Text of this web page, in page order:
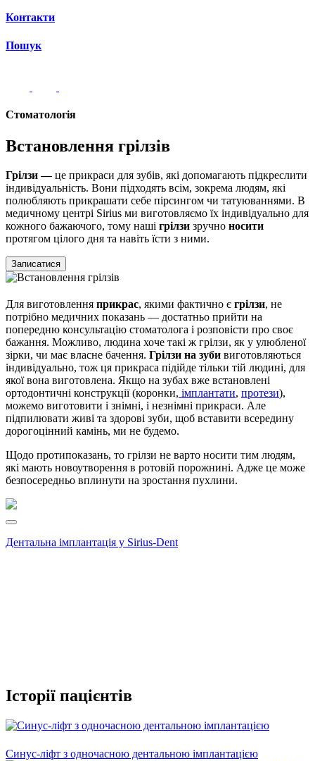
Контакти
Пошук
Стоматологiя
Встановлення грілзів
Грілзи —це прикраси для зубів, які допомагають підкреслити
індивідуальність. Вони підходять всім, зокрема людям, які
полюбляють прикрашати себе пірсингом чи татуюваннями. В
медичному центрі Sirius ми виготовляємо їх індивідуально для
кожного бажаючого, тому наші грілзи зручно носити
протягом цілого дня та навіть їсти з ними.
Записатися
Для виготовлення прикрас, якими фактично є грілзи, не
потрібно медичних показань — достатньо прийти на
попередню консультацію стоматолога і розповісти про своє
бажання. Можливо, людина хоче такі ж грілзи, як у улюбленої
зірки, чи має власне бачення. Грілзи на зуби виготовляються
індивідуально, тож ця прикраса підійде тільки тій людині, для
якої вона виготовлена. Якщо на зубах вже встановлені
ортодонтичні конструкції (коронки, імплантати, протези),
можемо виготовити і знімні, і незнімні прикраси. Але
підпилювати живі та здорові зуби, щоб вставити всередину
дорогоцінний камінь, ми не будемо.
Щодо протипоказань, то грілзи не варто носити тим людям,
які мають новоутворення в ротовій порожнині. Адже це може
безпосередньо вплинути на зростання пухлини.
Дентальна імплантація у Sirius-Dent
Історії пацієнтів
Cинус-ліфт з одночасною дентальною імплантацією